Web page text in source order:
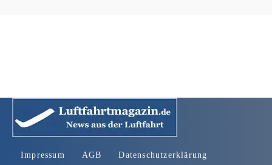
Impressum AGB Datenschutzerklärung